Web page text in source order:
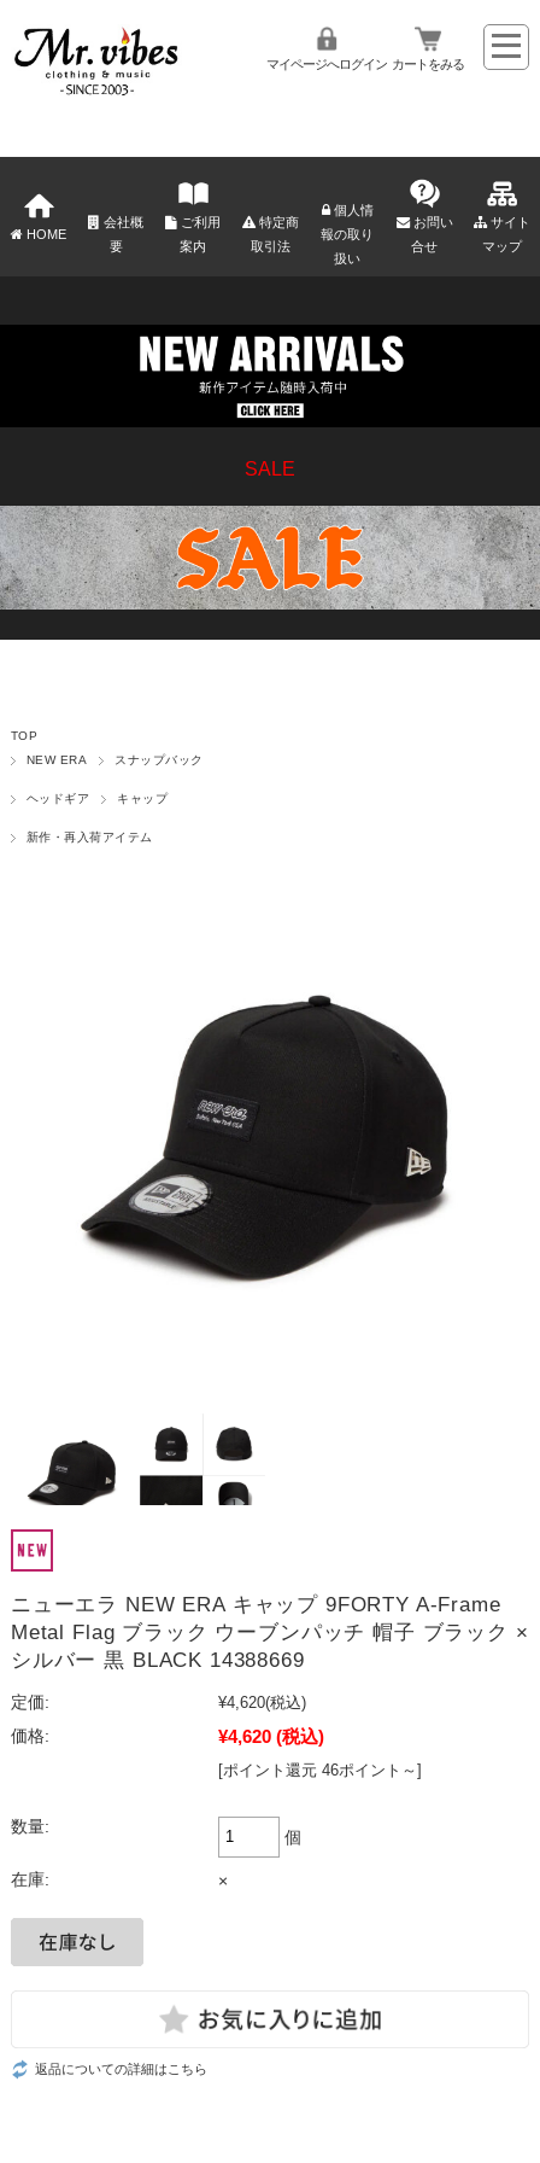
マイページへログイン カートをみる
HOME
会社概
要
ご利用
案内
特定商
取引法
個人情
報の取り
扱い
お問い
合せ
サイト
マップ
SALE
TOP
NEW ERA
スナップバック
ヘッドギア キャップ
新作・再入荷アイテム
ニューエラ NEW ERA キャップ 9FORTY A-Frame
Metal Flag ブラック ウーブンパッチ 帽子 ブラック ×
シルバー 黒 BLACK 14388669
定価: ¥4,620(税込)
価格:
¥4,620 (税込)
[ポイント還元 46ポイント～]
数量:
個
在庫: ×
返品についての詳細はこちら